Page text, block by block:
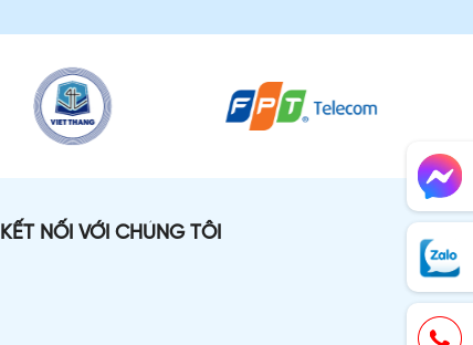
KẾT NỐI VỚI CHÚNG TÔI